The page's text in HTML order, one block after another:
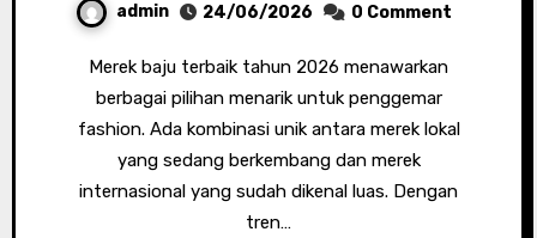
admin 24/06/2026 0 Comment
Merek baju terbaik tahun 2026 menawarkan
berbagai pilihan menarik untuk penggemar
fashion. Ada kombinasi unik antara merek lokal
yang sedang berkembang dan merek
internasional yang sudah dikenal luas. Dengan
tren…